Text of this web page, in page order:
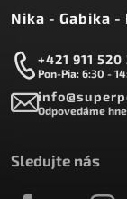
Nika - Gabika -
+421 911 520
Pon-Pia: 6:30 -
Odpovedáme
Sledujte nás